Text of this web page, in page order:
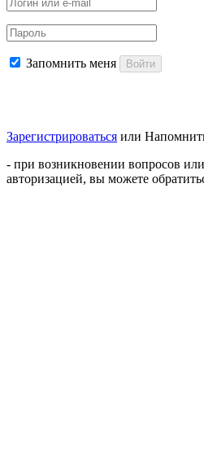
Запомнить меня Войти
Зарегистрироваться или
- при возникновении вопросов
авторизацией, вы можете